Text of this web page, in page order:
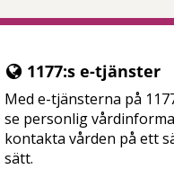
1177:s e-tjänster
Med e-tjänsterna på
se personlig
kontakta vården på ett
sätt.